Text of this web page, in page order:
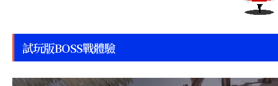
試玩版BOSS戰體驗